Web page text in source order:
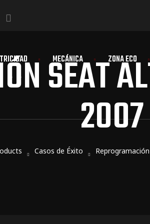
MECÁNICA ZONA ECO
SEAT
2007
Casos de Éxito